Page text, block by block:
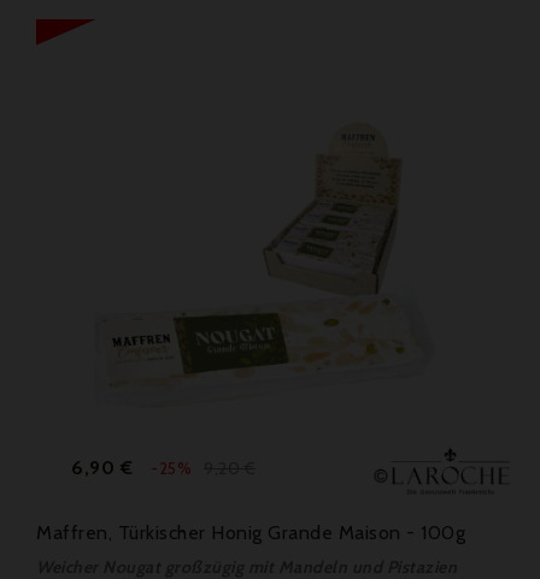
Preis
6,90 € -25%
Maffren, Türkischer Honig Grande Maison - 100g